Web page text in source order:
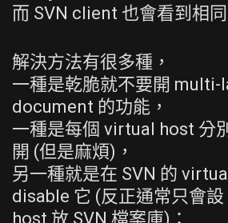
而 SVN client 也會看到相
解決方法有很多種，
一種是乾脆就不要開
document 的功能，
一種是每個 virtual host 分
開 (但是麻煩)，
另一種就是在 SVN 的
disable 它 (反正通常只會
host 放 SVN 檔案庫)：